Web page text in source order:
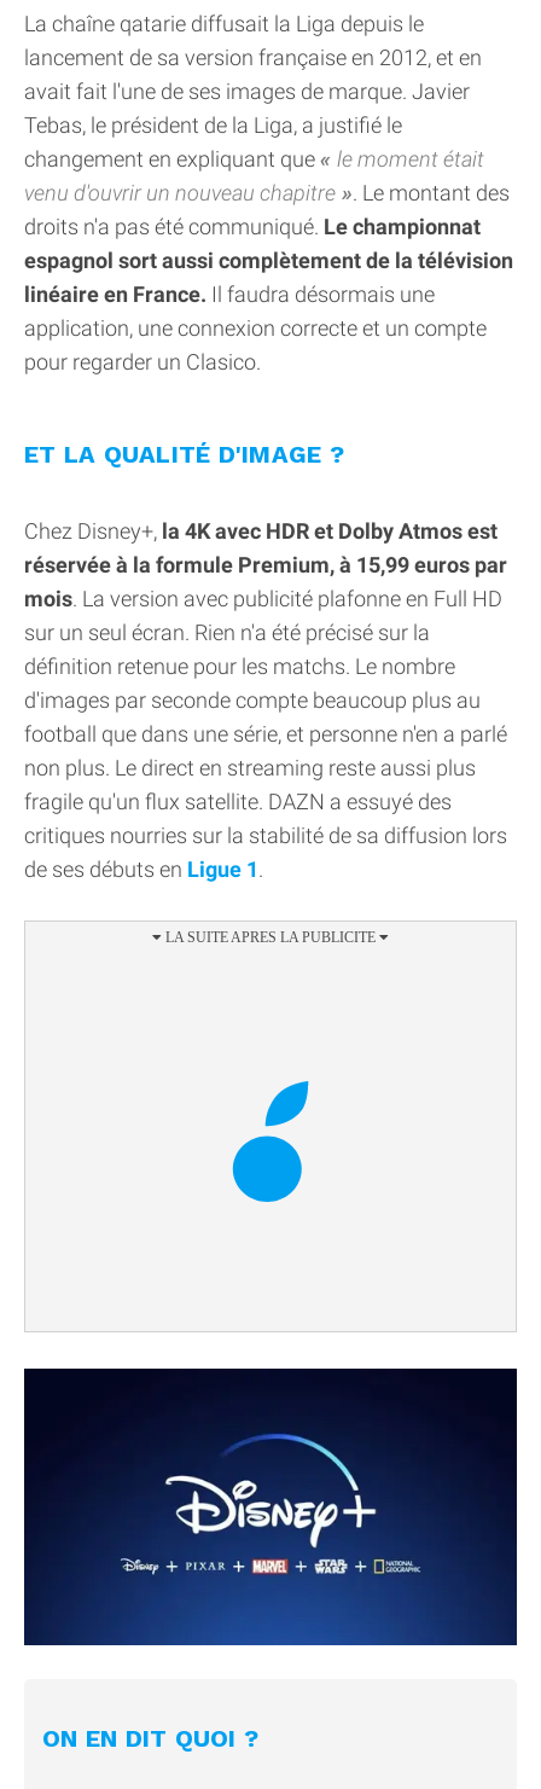
La chaîne qatarie diffusait la Liga depuis le
lancement de sa version française en 2012, et en
avait fait l'une de ses images de marque. Javier
Tebas, le président de la Liga, a justifié le
changement en expliquant que
le moment était
venu d'ouvrir un nouveau chapitre
. Le montant des
droits n'a pas été communiqué. Le championnat
espagnol sort aussi complètement de la télévision
linéaire en France. Il faudra désormais une
application, une connexion correcte et un compte
pour regarder un Clasico.
ET LA QUALITÉ D'IMAGE ?
Chez Disney+, la 4K avec HDR et Dolby Atmos est
réservée à la formule Premium, à 15,99 euros par
mois. La version avec publicité plafonne en Full HD
sur un seul écran. Rien n'a été précisé sur la
définition retenue pour les matchs. Le nombre
d'images par seconde compte beaucoup plus au
football que dans une série, et personne n'en a parlé
non plus. Le direct en streaming reste aussi plus
fragile qu'un flux satellite. DAZN a essuyé des
critiques nourries sur la stabilité de sa diffusion lors
de ses débuts en Ligue 1.
ON EN DIT QUOI ?